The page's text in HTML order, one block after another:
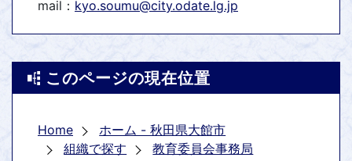
mail： kyo.soumu@city.odate.lg.jp
このページの現在位置
Home
ホーム - 秋田県大館市
組織で探す
教育委員会事務局